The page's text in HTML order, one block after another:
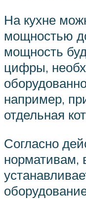
На кухне
мощностью
мощность
цифры,
например,
отдельная
Согласно
нормативам,